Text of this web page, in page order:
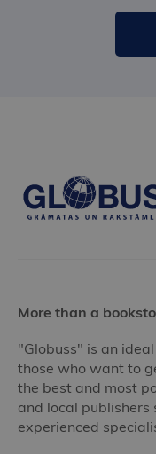
More than a
"Globuss" is an
those who want to
the best and most
and local publishers
experienced